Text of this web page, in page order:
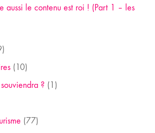
aussi le contenu est roi ! (Part 1 – les
(10)
? (1)
(77)